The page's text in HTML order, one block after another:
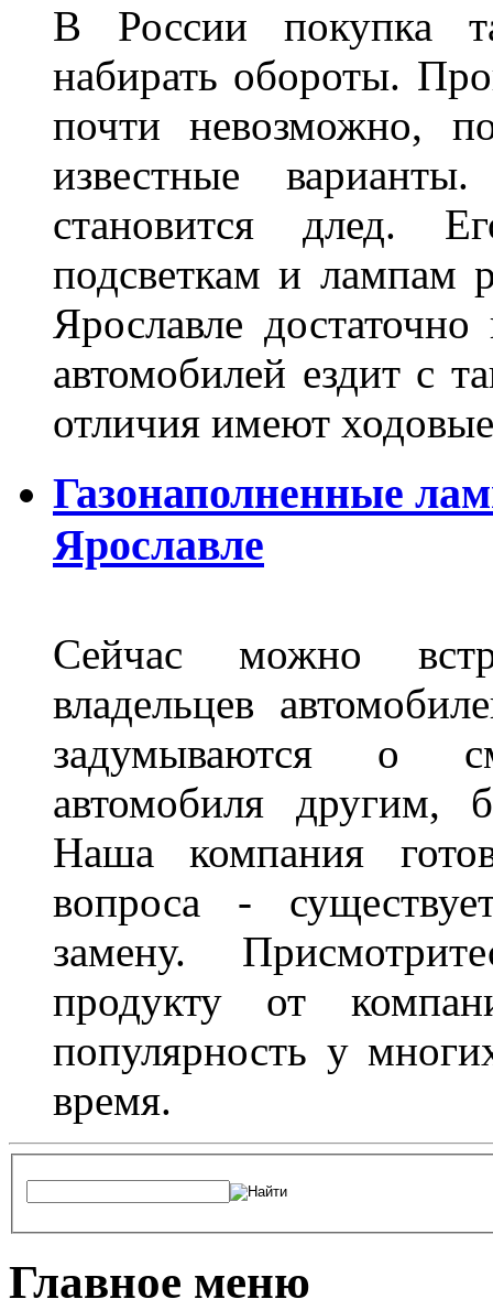
В России покупка
набирать обороты.
почти невозможно,
известные
становится длед.
подсветкам и лампам
Ярославле
автомобилей ездит с
отличия имеют
Газонаполненные
Ярославле
Сейчас можно
владельцев
задумываются о
автомобиля другим,
Наша компания
вопроса -
замену.
продукту от
популярность у
время.
Главное меню